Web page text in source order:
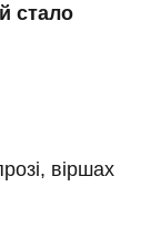
стало
віршах